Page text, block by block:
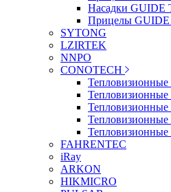
Насадки GUIDE
Прицелы GUIDE
SYTONG
LZIRTEK
NNPO
CONOTECH
Тепловизионные
Тепловизионные
FAHRENTEC
iRay
ARKON
HIKMICRO